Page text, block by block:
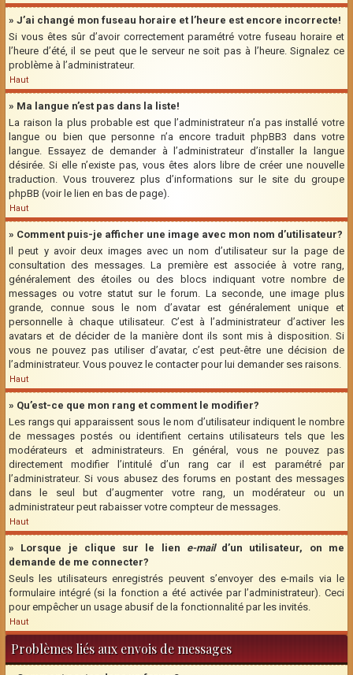
» J’ai changé mon fuseau horaire et l’heure est encore incorrecte!
Si vous êtes sûr d’avoir correctement paramétré votre fuseau horaire et
l’heure d’été, il se peut que le serveur ne soit pas à l’heure. Signalez ce
problème à l’administrateur.
Haut
» Ma langue n’est pas dans la liste!
La raison la plus probable est que l’administrateur n’a pas installé votre
langue ou bien que personne n’a encore traduit phpBB3 dans votre
langue. Essayez de demander à l’administrateur d’installer la langue
désirée. Si elle n’existe pas, vous êtes alors libre de créer une nouvelle
traduction. Vous trouverez plus d’informations sur le site du groupe
phpBB (voir le lien en bas de page).
Haut
» Comment puis-je afficher une image avec mon nom d’utilisateur?
Il peut y avoir deux images avec un nom d’utilisateur sur la page de
consultation des messages. La première est associée à votre rang,
généralement des étoiles ou des blocs indiquant votre nombre de
messages ou votre statut sur le forum. La seconde, une image plus
grande, connue sous le nom d’avatar est généralement unique et
personnelle à chaque utilisateur. C’est à l’administrateur d’activer les
avatars et de décider de la manière dont ils sont mis à disposition. Si
vous ne pouvez pas utiliser d’avatar, c’est peut-être une décision de
l’administrateur. Vous pouvez le contacter pour lui demander ses raisons.
Haut
» Qu’est-ce que mon rang et comment le modifier?
Les rangs qui apparaissent sous le nom d’utilisateur indiquent le nombre
de messages postés ou identifient certains utilisateurs tels que les
modérateurs et administrateurs. En général, vous ne pouvez pas
directement modifier l’intitulé d’un rang car il est paramétré par
l’administrateur. Si vous abusez des forums en postant des messages
dans le seul but d’augmenter votre rang, un modérateur ou un
administrateur peut rabaisser votre compteur de messages.
Haut
» Lorsque je clique sur le lien e-maild’un utilisateur, on me
demande de me connecter?
Seuls les utilisateurs enregistrés peuvent s’envoyer des e-mails via le
formulaire intégré (si la fonction a été activée par l’administrateur). Ceci
pour empêcher un usage abusif de la fonctionnalité par les invités.
Haut
Problèmes liés aux envois de messages